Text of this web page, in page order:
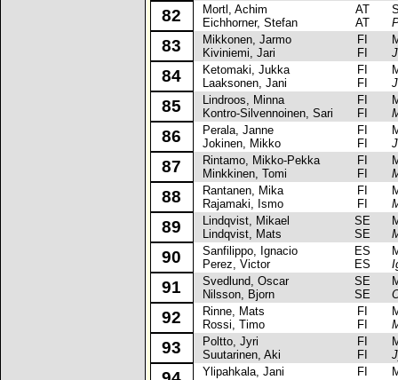
82
Mortl, Achim
Eichhorner, Stefan
AT
AT
83
Mikkonen, Jarmo
Kiviniemi, Jari
FI
FI
84
Ketomaki, Jukka
Laaksonen, Jani
FI
FI
85
Lindroos, Minna
Kontro-Silvennoinen, Sari
FI
FI
86
Perala, Janne
Jokinen, Mikko
FI
FI
87
Rintamo, Mikko-Pekka
Minkkinen, Tomi
FI
FI
88
Rantanen, Mika
Rajamaki, Ismo
FI
FI
89
Lindqvist, Mikael
Lindqvist, Mats
SE
SE
90
Sanfilippo, Ignacio
Perez, Victor
ES
ES
91
Svedlund, Oscar
Nilsson, Bjorn
SE
SE
92
Rinne, Mats
Rossi, Timo
FI
FI
93
Poltto, Jyri
Suutarinen, Aki
FI
FI
Ylipahkala, Jani
FI